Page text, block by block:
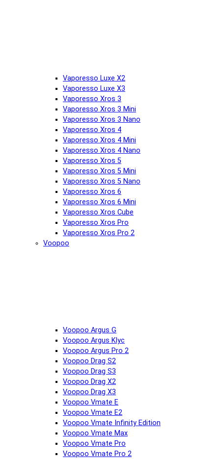
Vaporesso Luxe X2
Vaporesso Luxe X3
Vaporesso Xros 3
Vaporesso Xros 3 Mini
Vaporesso Xros 3 Nano
Vaporesso Xros 4
Vaporesso Xros 4 Mini
Vaporesso Xros 4 Nano
Vaporesso Xros 5
Vaporesso Xros 5 Mini
Vaporesso Xros 5 Nano
Vaporesso Xros 6
Vaporesso Xros 6 Mini
Vaporesso Xros Cube
Vaporesso Xros Pro
Vaporesso Xros Pro 2
Voopoo
Voopoo Argus G
Voopoo Argus Klyc
Voopoo Argus Pro 2
Voopoo Drag S2
Voopoo Drag S3
Voopoo Drag X2
Voopoo Drag X3
Voopoo Vmate E
Voopoo Vmate E2
Voopoo Vmate Infinity Edition
Voopoo Vmate Max
Voopoo Vmate Pro
Voopoo Vmate Pro 2